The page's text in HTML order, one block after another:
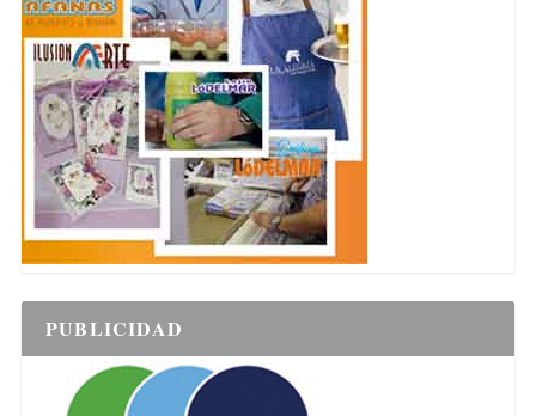
PUBLICIDAD